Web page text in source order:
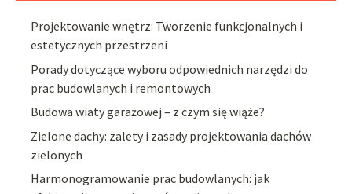
Projektowanie wnętrz: Tworzenie funkcjonalnych i
estetycznych przestrzeni
Porady dotyczące wyboru odpowiednich narzędzi do
prac budowlanych i remontowych
Budowa wiaty garażowej – z czym się wiąże?
Zielone dachy: zalety i zasady projektowania dachów
zielonych
Harmonogramowanie prac budowlanych: jak